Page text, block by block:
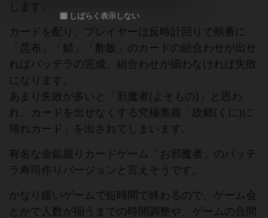
します。
カードを配り、プレイヤーは反時計回りで順番に
「昆布」「鯖」「酢飯」のカードの組合わせが出せ
ればバッテラの完成、組合わせが揃わなければ失敗
になります。
あまり失敗が多いと「邪魔者(よそもの)」と思わ
れ、カードを出せなくする究極奥義「故郷(くに)に
帰れカード」を出されてしまいます。
有名な金鉱掘りカードゲーム「お邪魔者」のバッテ
ラ寿司作りバージョンと言えそうです。
かなり緩いゲームで短時間で終わるので、ゲーム会
とかで人数が揃うまでの時間調整や、ゲームの合間
しばらく表示しない